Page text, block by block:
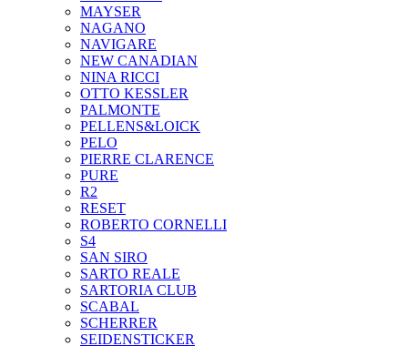
MAYSER
NAGANO
NAVIGARE
NEW CANADIAN
NINA RICCI
OTTO KESSLER
PALMONTE
PELLENS&LOICK
PELO
PIERRE CLARENCE
PURE
R2
RESET
ROBERTO CORNELLI
S4
SAN SIRO
SARTO REALE
SARTORIA CLUB
SCABAL
SCHERRER
SEIDENSTICKER